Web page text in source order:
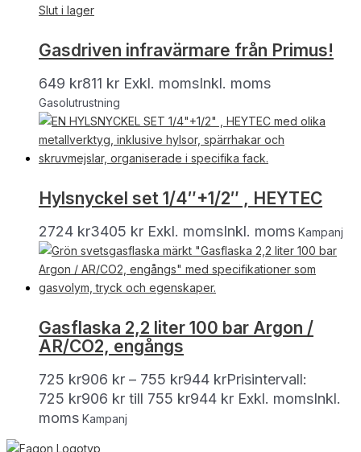
Slut i lager
Gasdriven infravärmare från Primus!
649 kr811 kr Exkl. momsInkl. moms
Gasolutrustning
Hylsnyckel set 1/4″+1/2″ , HEYTEC
2724 kr3405 kr Exkl. momsInkl. moms Kampanj
Gasflaska 2,2 liter 100 bar Argon /
AR/CO2, engångs
725 kr906 kr – 755 kr944 krPrisintervall:
725 kr906 kr till 755 kr944 kr Exkl. momsInkl.
moms Kampanj